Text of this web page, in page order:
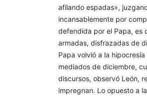
afilando espadas»,
incansablemente por
defendida por el Papa, es
armadas, disfrazadas de
Papa volvió a la
mediados de diciembre,
discursos, observó León,
impregnan. Lo opuesto a